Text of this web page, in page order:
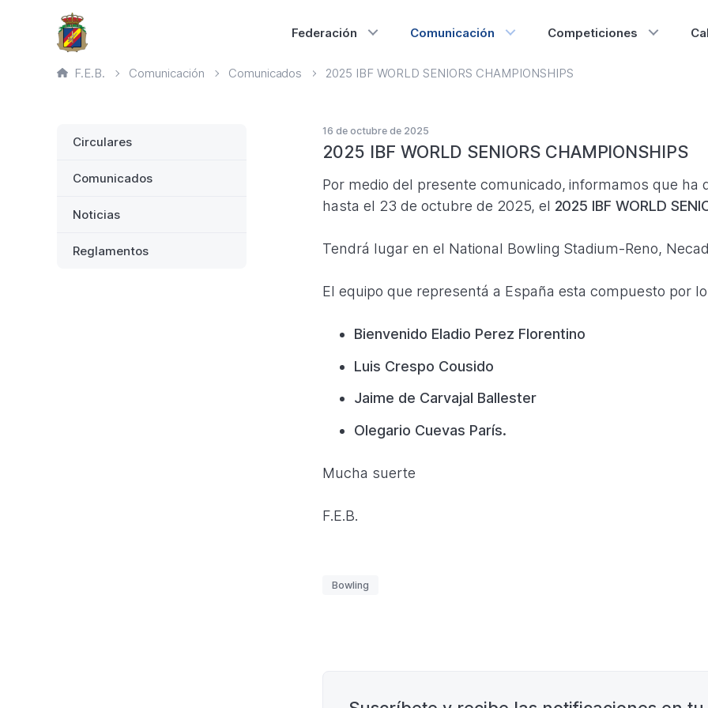
principal
Principal
Federación Comunicación Competiciones
RutaF.E.B. Comunicación Comunicados 2025 IBF WORLD SENIORS CHAMPIONSHIPS
16 de octubre de 2025
2025 IBF WORLD SENIORS CHAMPIONSHIPS
Por medio del presente comunicado, informamos que ha
hasta el 23 de octubre de 2025, el 2025 IBF WORLD
Tendrá lugar en el National Bowling Stadium-Reno,
El equipo que representá a España esta compuesto por
Bienvenido Eladio Perez Florentino
Luis Crespo Cousido
Jaime de Carvajal Ballester
Olegario Cuevas París.
Mucha suerte
F.E.B.
Etiquetas
Bowling
Circulares
Comunicados
Noticias
Reglamentos